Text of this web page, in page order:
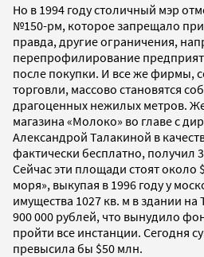
Но в 1994 году столичный мэр
№150-рм, которое запрещало
правда, другие ограничения,
перепрофилирование
после покупки. И все же фирмы,
торговли, массово становятся
драгоценных нежилых метров.
магазина «Молоко» во главе с
Александрой Талакиной в
фактически бесплатно, получил
Сейчас эти площади стоят
моря», выкупая в 1996 году у
имущества 1027 кв. м в здании
900 000 рублей, что вынудило
пройти все инстанции. Сегодня
превысила бы $50 млн.